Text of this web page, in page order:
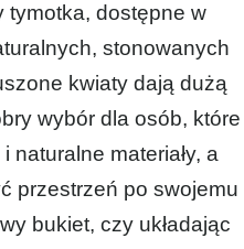
tymotka, dostępne w
stonowanych
kwiaty dają dużą
wybór dla osób, które
naturalne materiały, a
przestrzeń po swojemu
bukiet, czy układając